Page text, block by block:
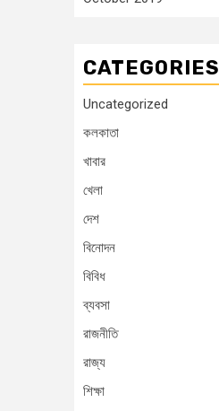
CATEGORIES
Uncategorized
কলকাতা
খাবার
খেলা
দেশ
বিনোদন
বিবিধ
ব্যবসা
রাজনীতি
রাজ্য
শিক্ষা